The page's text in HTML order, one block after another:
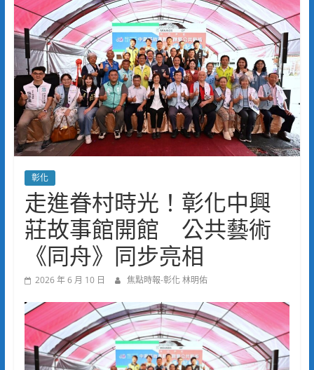
彰化
走進眷村時光！彰化中興
莊故事館開館 公共藝術
《同舟》同步亮相
2026 年 6 月 10 日 焦點時報-彰化 林明佑